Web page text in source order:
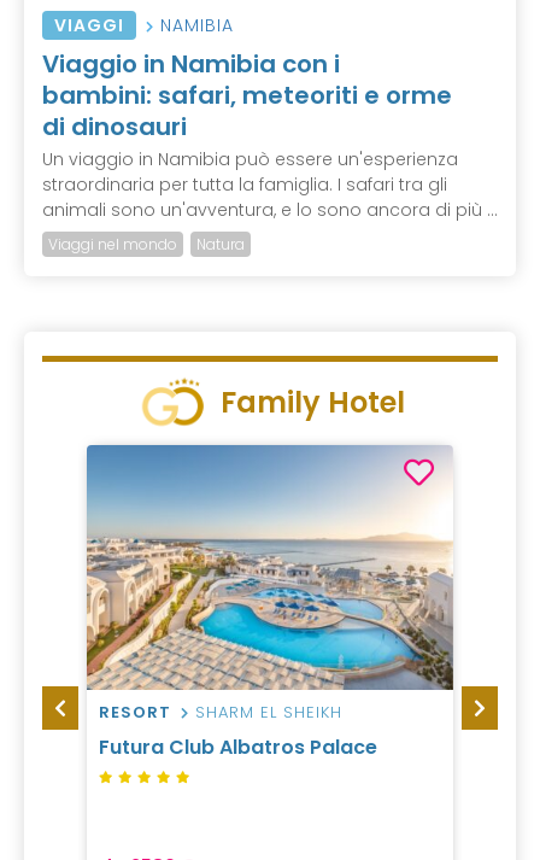
VIAGGI NAMIBIA
Viaggio in Namibia con i
bambini: safari, meteoriti e orme
di dinosauri
Un viaggio in Namibia può essere un'esperienza
straordinaria per tutta la famiglia. I safari tra gli
animali sono un'avventura, e lo sono ancora di più ...
Viaggi nel mondo Natura
Family Hotel
RESORT SHARM EL SHEIKH
Futura Club Albatros Palace
HOTEL